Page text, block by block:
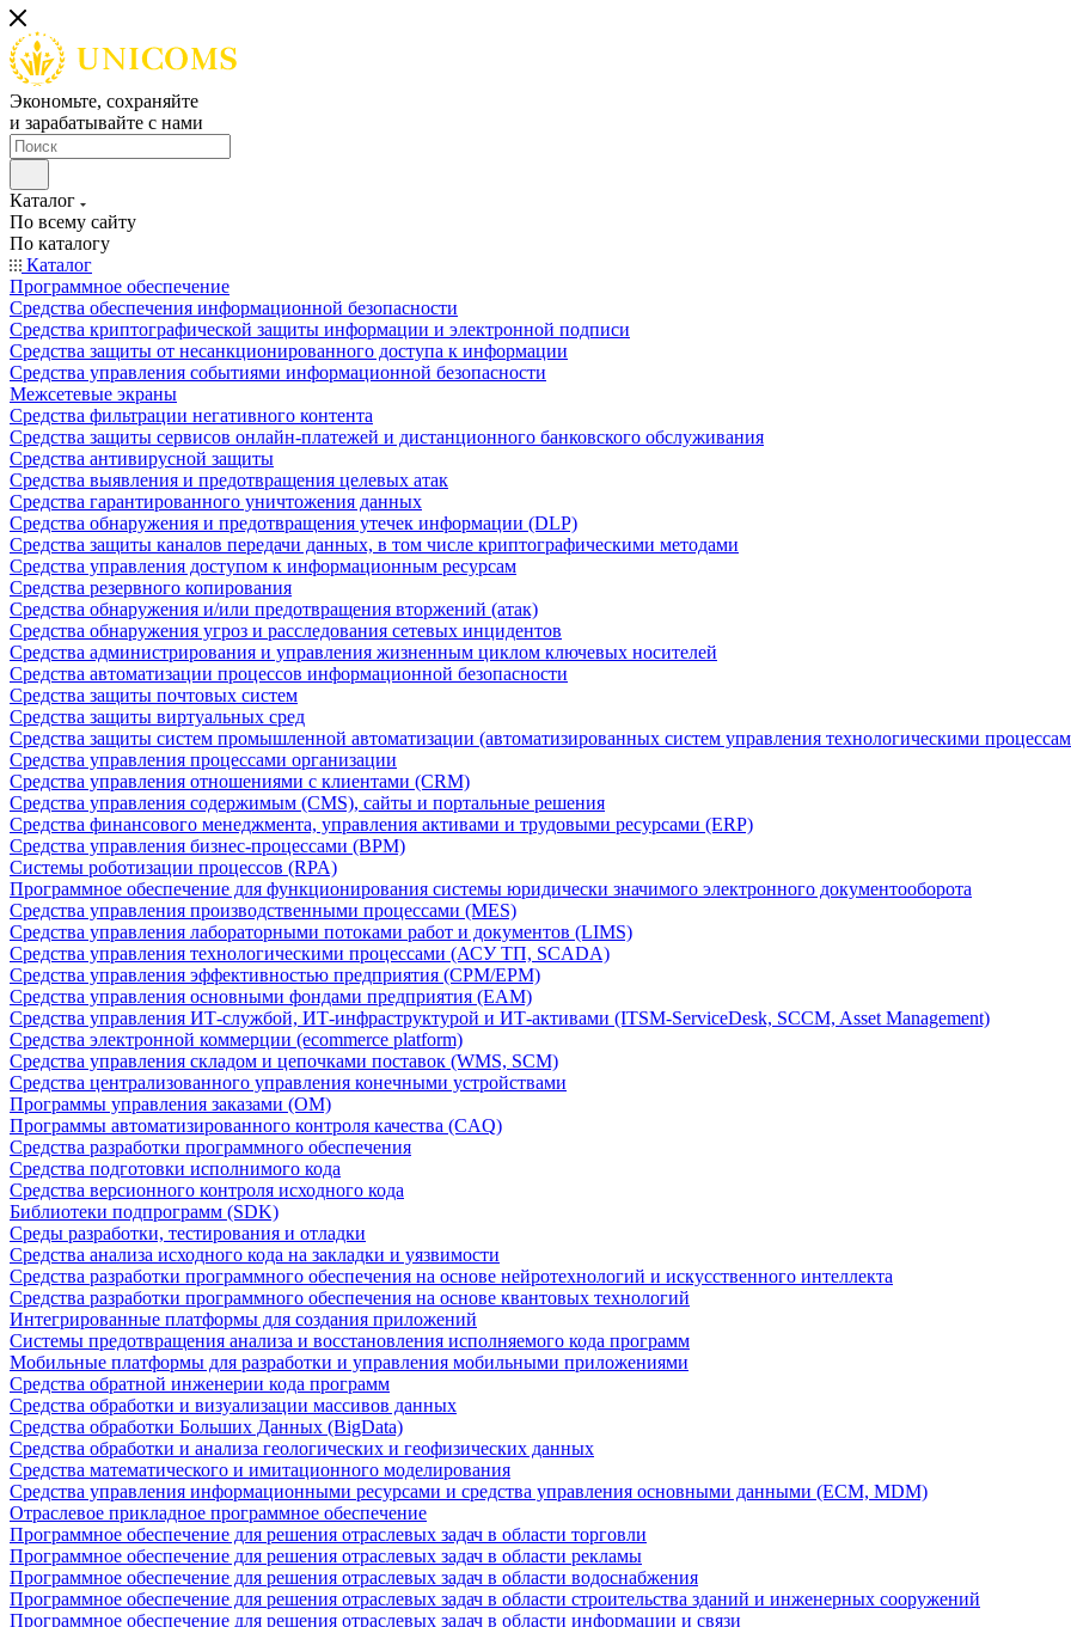
Экономьте, сохраняйте
и зарабатывайте с нами
Каталог
По всему сайту
По каталогу
Каталог
Программное обеспечение
Средства обеспечения информационной безопасности
Средства криптографической защиты информации и электронной подписи
Средства защиты от несанкционированного доступа к информации
Средства управления событиями информационной безопасности
Межсетевые экраны
Средства фильтрации негативного контента
Средства защиты сервисов онлайн-платежей и дистанционного банковского обслуживания
Средства антивирусной защиты
Средства выявления и предотвращения целевых атак
Средства гарантированного уничтожения данных
Средства обнаружения и предотвращения утечек информации (DLP)
Средства защиты каналов передачи данных, в том числе криптографическими методами
Средства управления доступом к информационным ресурсам
Средства резервного копирования
Средства обнаружения и/или предотвращения вторжений (атак)
Средства обнаружения угроз и расследования сетевых инцидентов
Средства администрирования и управления жизненным циклом ключевых носителей
Средства автоматизации процессов информационной безопасности
Средства защиты почтовых систем
Средства защиты виртуальных сред
Средства защиты систем промышленной автоматизации (автоматизированных систем управления технологическими
Средства управления процессами организации
Средства управления отношениями с клиентами (CRM)
Средства управления содержимым (CMS), сайты и портальные решения
Средства финансового менеджмента, управления активами и трудовыми ресурсами (ERP)
Средства управления бизнес-процессами (BPM)
Системы роботизации процессов (RPA)
Программное обеспечение для функционирования системы юридически значимого электронного документооборота
Средства управления производственными процессами (MES)
Средства управления лабораторными потоками работ и документов (LIMS)
Средства управления технологическими процессами (АСУ ТП, SCADA)
Средства управления эффективностью предприятия (CPM/EPM)
Средства управления основными фондами предприятия (EAM)
Средства управления ИТ-службой, ИТ-инфраструктурой и ИТ-активами (ITSM-ServiceDesk, SCCM, Asset Management)
Средства электронной коммерции (ecommerce platform)
Средства управления складом и цепочками поставок (WMS, SCM)
Средства централизованного управления конечными устройствами
Программы управления заказами (OM)
Программы автоматизированного контроля качества (CAQ)
Средства разработки программного обеспечения
Средства подготовки исполнимого кода
Средства версионного контроля исходного кода
Библиотеки подпрограмм (SDK)
Среды разработки, тестирования и отладки
Средства анализа исходного кода на закладки и уязвимости
Средства разработки программного обеспечения на основе нейротехнологий и искусственного интеллекта
Средства разработки программного обеспечения на основе квантовых технологий
Интегрированные платформы для создания приложений
Системы предотвращения анализа и восстановления исполняемого кода программ
Мобильные платформы для разработки и управления мобильными приложениями
Средства обратной инженерии кода программ
Средства обработки и визуализации массивов данных
Средства обработки Больших Данных (BigData)
Средства обработки и анализа геологических и геофизических данных
Средства математического и имитационного моделирования
Средства управления информационными ресурсами и средства управления основными данными (ECM, MDM)
Отраслевое прикладное программное обеспечение
Программное обеспечение для решения отраслевых задач в области торговли
Программное обеспечение для решения отраслевых задач в области рекламы
Программное обеспечение для решения отраслевых задач в области водоснабжения
Программное обеспечение для решения отраслевых задач в области строительства зданий и инженерных сооружений
Программное обеспечение для решения отраслевых задач в области информации и связи